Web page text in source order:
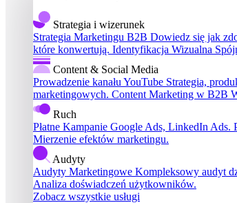
Strategia i wizerunek
Strategia Marketingu B2B Dowiedz się jak
które konwertują. Identyfikacja Wizualna
Content & Social Media
Prowadzenie kanału YouTube Strategia,
marketingowych. Content Marketing w B2B
Ruch
Płatne Kampanie Google Ads, LinkedIn Ads.
Mierzenie efektów marketingu.
Audyty
Audyty Marketingowe Kompleksowy audyt
Analiza doświadczeń użytkowników.
Zobacz wszystkie usługi